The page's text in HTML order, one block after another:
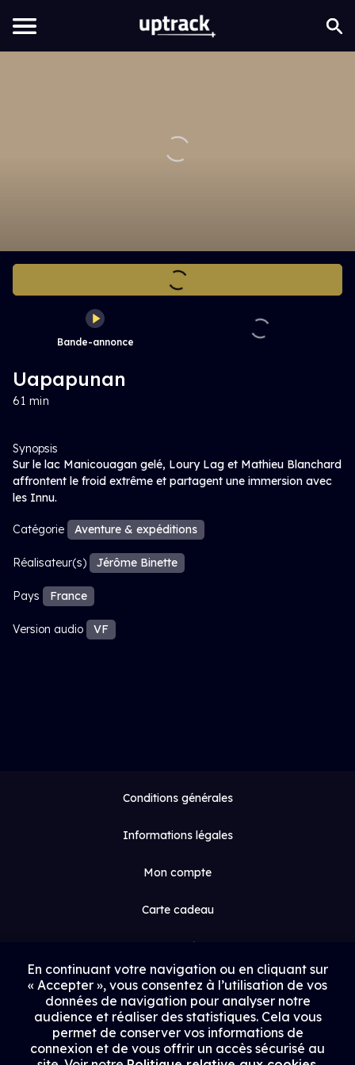
Bande-annonce
Uapapunan
61 min
Synopsis
Sur le lac Manicouagan gelé, Loury Lag et Mathieu Blanchard
affrontent le froid extrême et partagent une immersion avec
les Innu.
Catégorie Aventure & expéditions
Réalisateur(s) Jérôme Binette
Pays France
Version audio VF
Conditions générales
Informations légales
Mon compte
Carte cadeau
Espace médias
Contact
Proposer un film
Rejoindre Uptrack
En continuant votre navigation ou en cliquant sur
« Accepter », vous consentez à l’utilisation de vos
données de navigation pour analyser notre
audience et réaliser des statistiques. Cela vous
permet de conserver vos informations de
connexion et de vous offrir un accès sécurisé au